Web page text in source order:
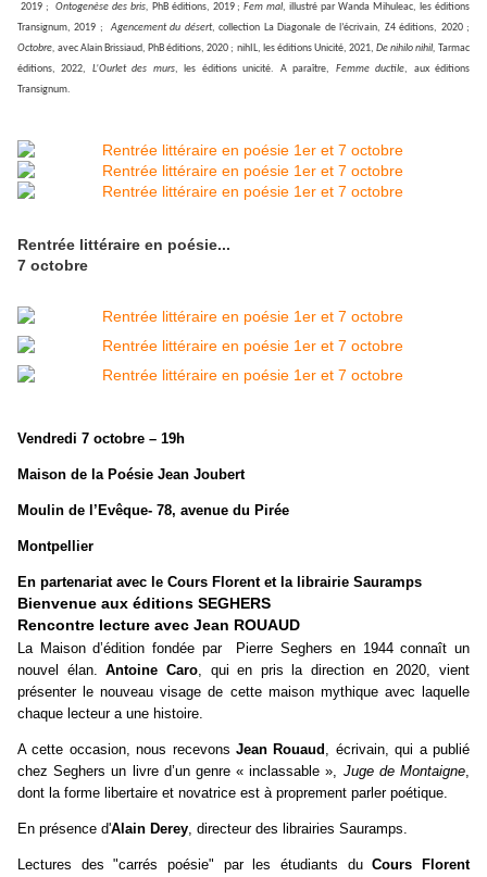
2019 ; Ontogenèse des bris, PhB éditions, 2019 ;Fem mal, illustré par Wanda Mihuleac, les éditions
Transignum, 2019 ; Agencement du désert, collection La Diagonale de l’écrivain, Z4 éditions, 2020 ;
Octobre, avec Alain Brissiaud, PhB éditions, 2020 ; nihIL, les éditions Unicité, 2021, De nihilonihil, Tarmac
éditions, 2022, L’Ourlet des murs, les éditions unicité. A paraître, Femme ductile, aux éditions
Transignum.
Rentrée littéraire en poésie...
7 octobre
Vendredi 7 octobre – 19h
Maison de la Poésie Jean Joubert
Moulin de l’Evêque- 78, avenue du Pirée
Montpellier
En partenariat avec le Cours Florent et la librairie Sauramps
Bienvenue aux éditions SEGHERS
Rencontre lecture avec Jean ROUAUD
La Maison d’édition fondée par Pierre Seghers en 1944 connaît un
nouvel élan.Antoine Caro, qui en pris la direction en 2020, vient
présenter le nouveau visage de cette maison mythique avec laquelle
chaque lecteur a une histoire.
A cette occasion, nous recevons Jean Rouaud , écrivain, qui a publié
chez Seghers un livre d’un genre « inclassable », Juge de Montaigne,
dont la forme libertaire et novatrice est à proprement parler poétique.
En présence d'Alain Derey, directeur des librairies Sauramps.
Lectures des "carrés poésie" par les étudiants duCours Florent